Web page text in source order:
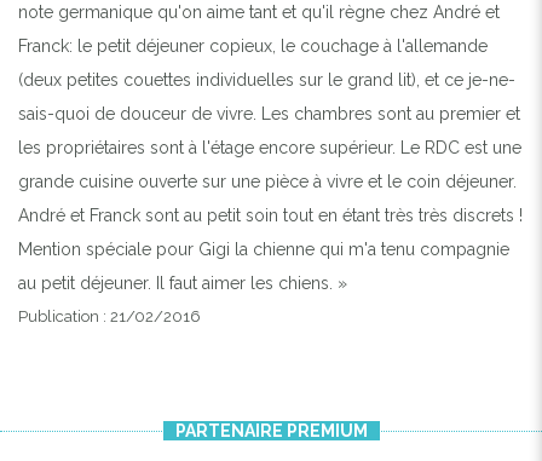
note germanique qu'on aime tant et qu'il règne chez André et
Franck: le petit déjeuner copieux, le couchage à l'allemande
(deux petites couettes individuelles sur le grand lit), et ce je-ne-
sais-quoi de douceur de vivre. Les chambres sont au premier et
les propriétaires sont à l'étage encore supérieur. Le RDC est une
grande cuisine ouverte sur une pièce à vivre et le coin déjeuner.
André et Franck sont au petit soin tout en étant très très discrets !
Mention spéciale pour Gigi la chienne qui m'a tenu compagnie
au petit déjeuner. Il faut aimer les chiens. »
Publication : 21/02/2016
PARTENAIRE PREMIUM